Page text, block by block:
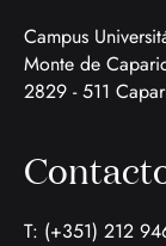
Campus
Monte de
2829 - 511
T: (+351) 212